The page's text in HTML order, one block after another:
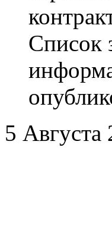
Список
5 Августа